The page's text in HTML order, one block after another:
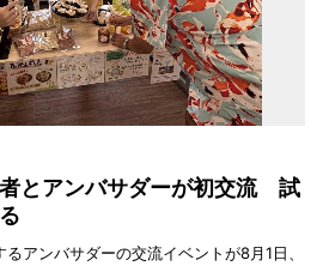
とアンバサダーが初交流 試
アンバサダーの交流イベントが8月1日、